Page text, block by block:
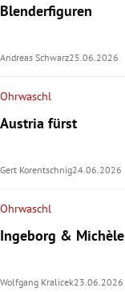
Blenderfiguren
Andreas Schwarz25.06.2026
Ohrwaschl
Austria fürst
Gert Korentschnig24.06.2026
Ohrwaschl
Ingeborg & Michèle
Wolfgang Kralicek23.06.2026